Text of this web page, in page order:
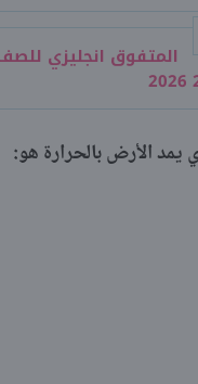
المتفوق انجليزي
الأرض بالحرارة هو: